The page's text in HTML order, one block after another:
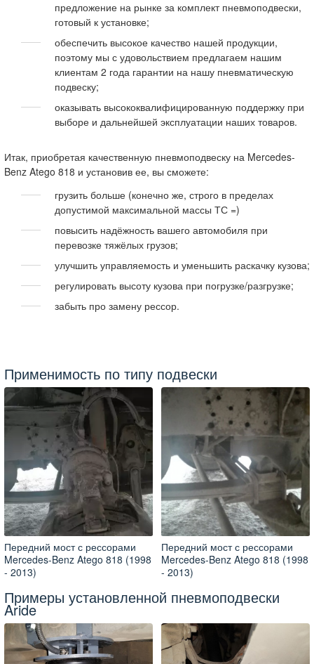
предложение на рынке за комплект пневмоподвески,
готовый к установке;
обеспечить высокое качество нашей продукции,
поэтому мы с удовольствием предлагаем нашим
клиентам 2 года гарантии на нашу пневматическую
подвеску;
оказывать высококвалифицированную поддержку при
выборе и дальнейшей эксплуатации наших товаров.
Итак, приобретая качественную пневмоподвеску на Mercedes-
Benz Atego 818 и установив ее, вы сможете:
грузить больше (конечно же, строго в пределах
допустимой максимальной массы ТС =)
повысить надёжность вашего автомобиля при
перевозке тяжёлых грузов;
улучшить управляемость и уменьшить раскачку кузова;
регулировать высоту кузова при погрузке/разгрузке;
забыть про замену рессор.
Применимость по типу подвески
Передний мост с рессорами
Mercedes-Benz Atego 818 (1998
- 2013)
Передний мост с рессорами
Mercedes-Benz Atego 818 (1998
- 2013)
Примеры установленной пневмоподвески
Aride